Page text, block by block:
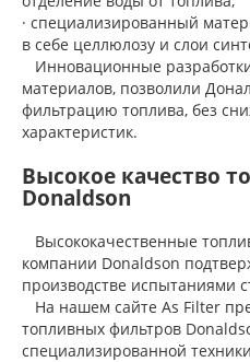
· специализированный
в себе целлюлозу и слои
Инновационные
материалов, позволили
фильтрацию топлива, без
характеристик.
Высокое качество
Donaldson
Высококачественные
компании Donaldson
производстве испытаниями
На нашем сайте As Filter
топливных фильтров
специализированной